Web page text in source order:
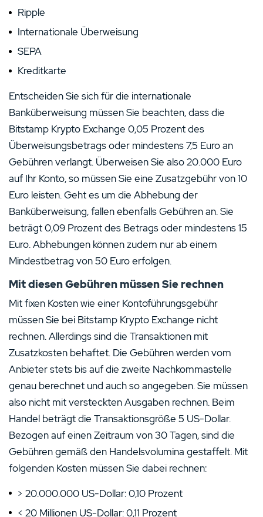
Ripple
Internationale Überweisung
SEPA
Kreditkarte
Entscheiden Sie sich für die internationale
Banküberweisung müssen Sie beachten, dass die
Bitstamp Krypto Exchange 0,05 Prozent des
Überweisungsbetrags oder mindestens 7,5 Euro an
Gebühren verlangt. Überweisen Sie also 20.000 Euro
auf Ihr Konto, so müssen Sie eine Zusatzgebühr von 10
Euro leisten. Geht es um die Abhebung der
Banküberweisung, fallen ebenfalls Gebühren an. Sie
beträgt 0,09 Prozent des Betrags oder mindestens 15
Euro. Abhebungen können zudem nur ab einem
Mindestbetrag von 50 Euro erfolgen.
Mit diesen Gebühren müssen Sie rechnen
Mit fixen Kosten wie einer Kontoführungsgebühr
müssen Sie bei Bitstamp Krypto Exchange nicht
rechnen. Allerdings sind die Transaktionen mit
Zusatzkosten behaftet. Die Gebühren werden vom
Anbieter stets bis auf die zweite Nachkommastelle
genau berechnet und auch so angegeben. Sie müssen
also nicht mit versteckten Ausgaben rechnen. Beim
Handel beträgt die Transaktionsgröße 5 US-Dollar.
Bezogen auf einen Zeitraum von 30 Tagen, sind die
Gebühren gemäß den Handelsvolumina gestaffelt. Mit
folgenden Kosten müssen Sie dabei rechnen:
> 20.000.000 US-Dollar: 0,10 Prozent
< 20 Millionen US-Dollar: 0,11 Prozent